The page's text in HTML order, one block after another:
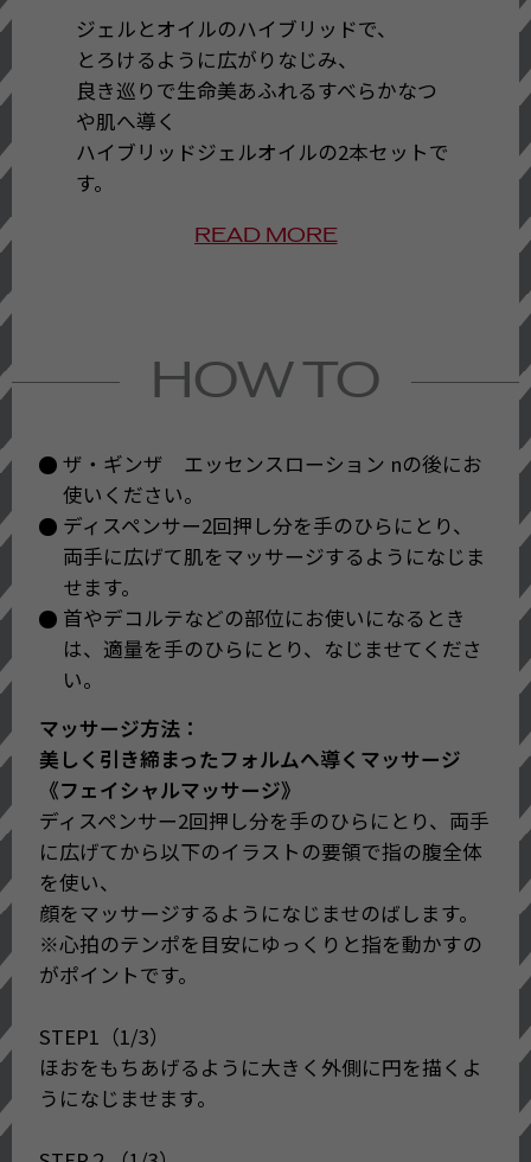
ジェルとオイルのハイブリッドで、
とろけるように広がりなじみ、
良き巡りで生命美あふれるすべらかなつ
や肌へ導く
ハイブリッドジェルオイルの2本セットで
す。
良き巡りで生命美あふれるすべらかなつ
や肌へ。
生命を守る皮膚がうるおいに満ちたすこ
やかな状態であるために、皮膚生理に着
目。
〇リンデンの生育環境に適した東欧産の
リンデンを使用し、その花から貴重なエ
キスを抽出。肌が乾燥や紫外線などのダ
メージを受けようとも、本来の強い美し
整えます。
-THE GINZA リンデンエキス（フユボダイ
ジュ花エキス：肌保護）
〇乾燥などの外部環境から肌を守り、角
層の状態を整えいつでもなめらかな肌に
導きます。
-THE GINZA パーセプティブコンプレック
スⅢ（ポリクオタニウムー51、ポリビニ
ルボキシメチルグルカンNa、イチョウ葉
エキス、グリセリン：保湿整肌）
READ MORE
HOW TO
ザ・ギンザ エッセンスローション nの後にお
使いください。
ディスペンサー2回押し分を手のひらにとり、
両手に広げて肌をマッサージするようになじま
せます。
首やデコルテなどの部位にお使いになるとき
は、適量を手のひらにとり、なじませてくださ
い。
マッサージ方法：
美しく引き締まったフォルムへ導くマッサージ
《フェイシャルマッサージ》
ディスペンサー2回押し分を手のひらにとり、両手
に広げてから以下のイラストの要領で指の腹全体
を使い、
顔をマッサージするようになじませのばします。
※心拍のテンポを目安にゆっくりと指を動かすの
がポイントです。
STEP1（1/3）
ほおをもちあげるように大きく外側に円を描くよ
うになじませます。